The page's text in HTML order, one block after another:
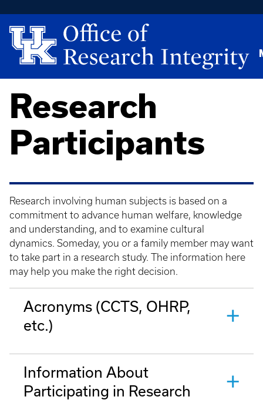
Research
Participants
Research involving human subjects is based on a
commitment to advance human welfare, knowledge
and understanding, and to examine cultural
dynamics. Someday, you or a family member may want
to take part in a research study. The information here
may help you make the right decision.
Acronyms (CCTS, OHRP,
etc.)
Information About
Participating in Research